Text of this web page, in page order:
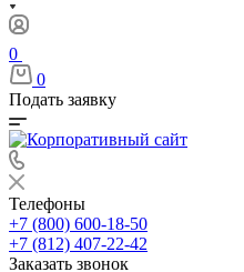
0
0
Подать заявку
Телефоны
+7 (800) 600-18-50
+7 (812) 407-22-42
Заказать звонок